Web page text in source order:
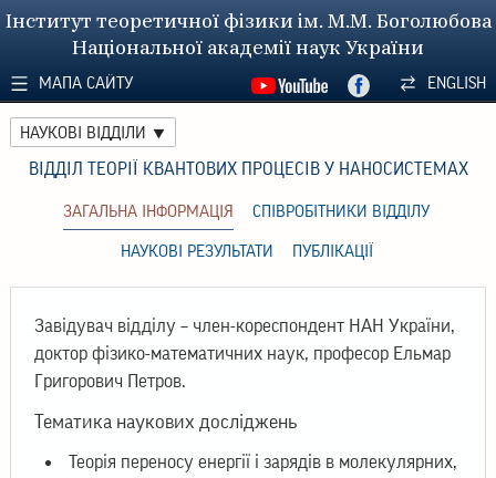
Інститут теоретичної фізики ім. М.М. Боголюбова
Національної академії наук України
МАПА САЙТУ ENGLISH
НАУКОВІ ВІДДІЛИ
ВІДДІЛ ТЕОРІЇ КВАНТОВИХ ПРОЦЕСІВ У НАНОСИСТЕМАХ
ЗАГАЛЬНА ІНФОРМАЦІЯ СПІВРОБІТНИКИ ВІДДІЛУ
НАУКОВІ РЕЗУЛЬТАТИ ПУБЛІКАЦІЇ
Завідувач відділу – член-кореспондент НАН України,
доктор фізико-математичних наук, професор Ельмар
Григорович Петров.
Тематика наукових досліджень
Теорія переносу енергії і зарядів в молекулярних,